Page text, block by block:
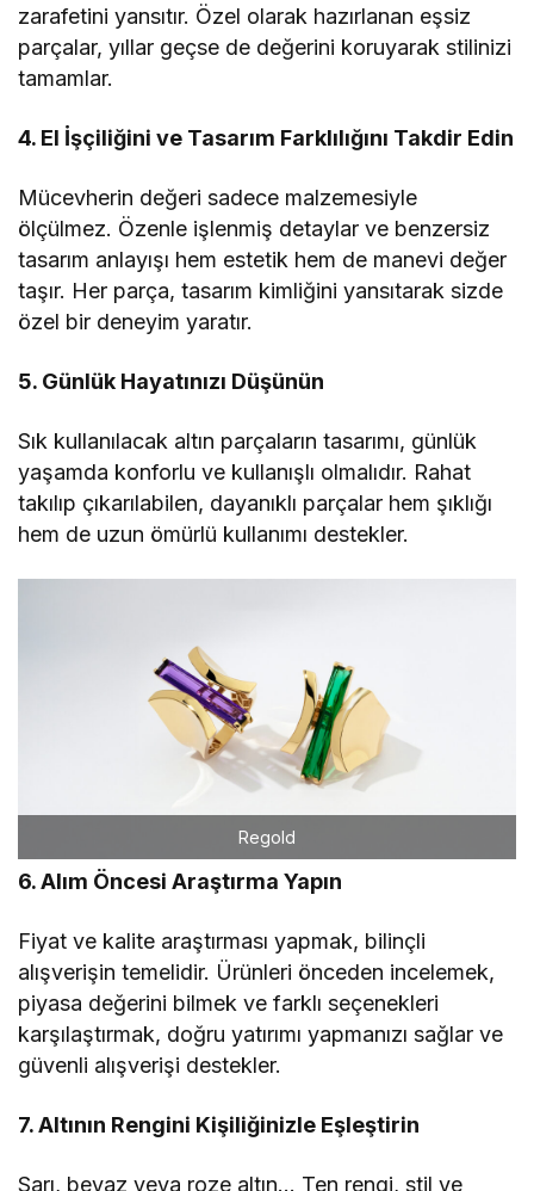
zarafetini yansıtır. Özel olarak hazırlanan eşsiz
parçalar, yıllar geçse de değerini koruyarak stilinizi
tamamlar.
4. El İşçiliğini ve Tasarım Farklılığını Takdir Edin
Mücevherin değeri sadece malzemesiyle
ölçülmez. Özenle işlenmiş detaylar ve benzersiz
tasarım anlayışı hem estetik hem de manevi değer
taşır. Her parça, tasarım kimliğini yansıtarak sizde
özel bir deneyim yaratır.
5. Günlük Hayatınızı Düşünün
Sık kullanılacak altın parçaların tasarımı, günlük
yaşamda konforlu ve kullanışlı olmalıdır. Rahat
takılıp çıkarılabilen, dayanıklı parçalar hem şıklığı
hem de uzun ömürlü kullanımı destekler.
Regold
6. Alım Öncesi Araştırma Yapın
Fiyat ve kalite araştırması yapmak, bilinçli
alışverişin temelidir. Ürünleri önceden incelemek,
piyasa değerini bilmek ve farklı seçenekleri
karşılaştırmak, doğru yatırımı yapmanızı sağlar ve
güvenli alışverişi destekler.
7. Altının Rengini Kişiliğinizle Eşleştirin
Sarı, beyaz veya roze altın… Ten rengi, stil ve